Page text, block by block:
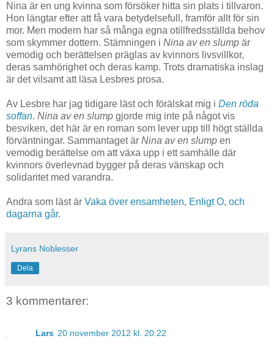
Nina är en ung kvinna som försöker hitta sin plats i tillvaron.
Hon längtar efter att få vara betydelsefull, framför allt för sin
mor. Men modern har så många egna otillfredsställda behov
som skymmer dottern. Stämningen i Nina av en slump är
vemodig och berättelsen präglas av kvinnors livsvillkor,
deras samhörighet och deras kamp. Trots dramatiska inslag
är det vilsamt att läsa Lesbres prosa.
Av Lesbre har jag tidigare läst och förälskat mig i Den röda
soffan. Nina av en slump gjorde mig inte på något vis
besviken, det här är en roman som lever upp till högt ställda
förväntningar. Sammantaget är Nina av en slump en
vemodig berättelse om att växa upp i ett samhälle där
kvinnors överlevnad bygger på deras vänskap och
solidaritet med varandra.
Andra som läst är Vaka över ensamheten, Enligt O, och
dagarna går.
Lyrans Noblesser
Dela
3 kommentarer:
Lars 20 november 2012 kl. 20:22